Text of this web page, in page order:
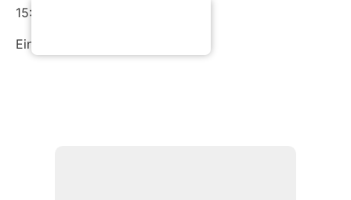
15:30 Uhr)
Eintritt frei. Spenden erbeten.